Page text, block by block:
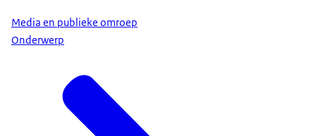
Media en publieke omroep
Onderwerp